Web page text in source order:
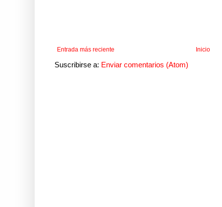
Entrada más reciente Inicio
Suscribirse a: Enviar comentarios (Atom)